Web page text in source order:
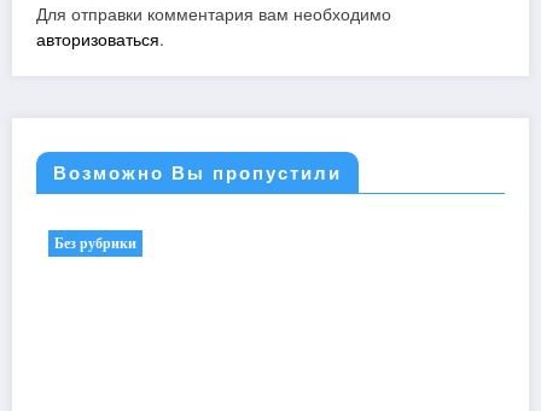
Для отправки комментария вам необходимо
авторизоваться.
Возможно Вы пропустили
Без рубрики